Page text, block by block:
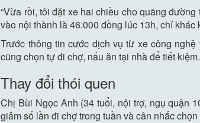
“Vừa rồi, tôi đặt xe hai chiều cho quãng
vào nội thành là 46.000 đồng lúc 13h, chỉ
Trước thông tin cước dịch vụ từ xe công
cũng chọn tự đi chợ, nấu ăn tại nhà để tiết kiệm.
Thay đổi thói quen
Chị Bùi Ngọc Anh (34 tuổi, nội trợ, ngụ quận
giảm số lần đi chợ trong tuần và cân nhắc